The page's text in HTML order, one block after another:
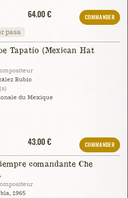
64.00 €
COMMANDER
pasa
Tapatío (Mexican Hat
Rubio
du Mexique
43.00 €
COMMANDER
comandante Che
1965